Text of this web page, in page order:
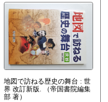
地図で訪ねる歴史の舞台 : 世
界 改訂新版.
（帝国書院編集
部 著）